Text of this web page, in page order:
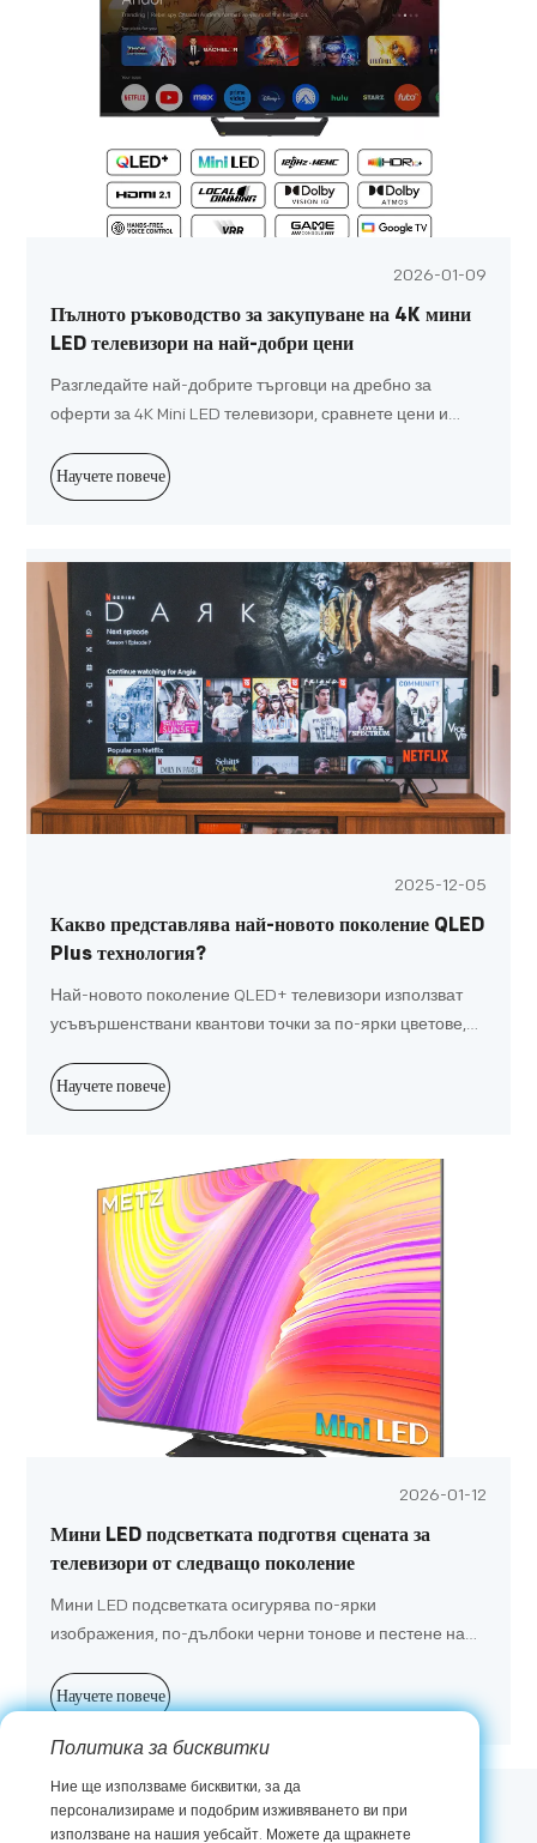
2026-01-09
Пълното ръководство за закупуване на 4K мини
LED телевизори на най-добри цени
Разгледайте най-добрите търговци на дребно за
оферти за 4K Mini LED телевизори, сравнете цени и
модели онлайн и в магазина за всеки бюджет.
Научете повече
2025-12-05
Какво представлява най-новото поколение QLED
Plus технология?
Най-новото поколение QLED+ телевизори използват
усъвършенствани квантови точки за по-ярки цветове,
ефективност в сравнение с по-старите QLED модели.
Научете повече
2026-01-12
Мини LED подсветката подготвя сцената за
телевизори от следващо поколение
Мини LED подсветката осигурява по-ярки
изображения, по-дълбоки черни тонове и пестене на
поколение по-надеждни и визуално зашеметяващи.
Научете повече
Абонирайте се
Политика за бисквитки
Ние ще използваме бисквитки, за да
персонализираме и подобрим изживяването ви при
използване на нашия уебсайт. Можете да щракнете